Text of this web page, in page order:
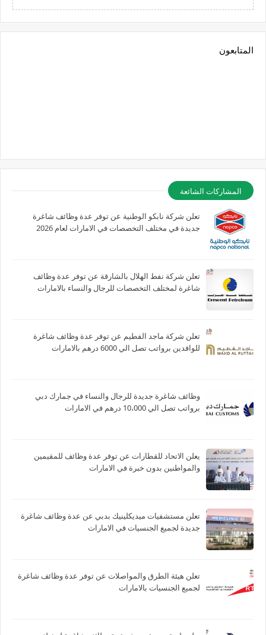
المتابعون
المشاركات الشائعة
تعلن شركة نابكو الوطنية عن توفر عدة وظائف شاغرة
جديدة في مختلف التخصصات في الامارات لعام 2026
تعلن شركة نفط الهلال بالشارقة عن توفر عدة وظائف
شاغرة لمختلف التخصصات للرجال والنساء بالامارات
تعلن شركة ماجد الفطيم عن توفر عدة وظائف شاغرة
للوافدين برواتب تصل الي 6000 درهم بالامارات
وظائف شاغرة جديدة للرجال والنساء في جمارك دبي
برواتب تصل الي 10،000 درهم في الامارات
يعلن الاتحاد للقطارات عن توفر عدة وظائف للمقيمين
والمواطنين بدون خبرة في الامارات
تعلن مستشفيات ميديكلينيك بدبي عن عدة وظائف شاغرة
جديدة لجميع الجنسيات في الامارات
تعلن هيئة الطرق والمواصلات عن توفر عدة وظائف شاغرة
لجميع الجنسيات بالامارات